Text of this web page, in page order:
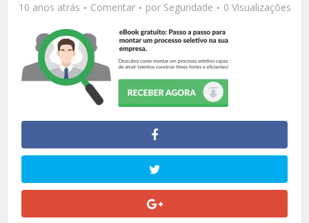
10 anos atrás Comentar por Seguridade 0 Visualizações